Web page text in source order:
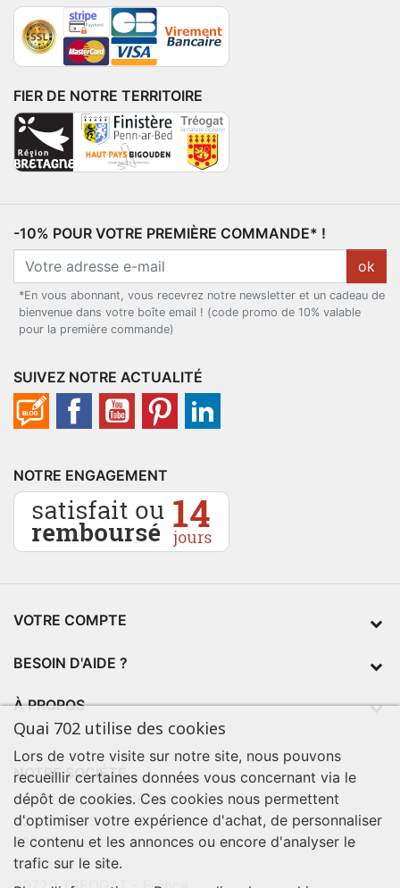
FIER DE NOTRE TERRITOIRE
-10% POUR VOTRE PREMIÈRE COMMANDE* !
ok
*En vous abonnant, vous recevrez notre newsletter et un cadeau de
bienvenue dans votre boîte email ! (code promo de 10% valable
pour la première commande)
SUIVEZ NOTRE ACTUALITÉ
NOTRE ENGAGEMENT
VOTRE COMPTE
BESOIN D'AIDE ?
À PROPOS
NOTRE SOCIÉTÉ
contact@quai702.com
02 98 55 93 94
702 Tourne-Ici
Route de la mer
Quai 702 utilise des cookies
Lors de votre visite sur notre site, nous pouvons
recueillir certaines données vous concernant via le
dépôt de cookies. Ces cookies nous permettent
d'optimiser votre expérience d'achat, de personnaliser
le contenu et les annonces ou encore d'analyser le
trafic sur le site.